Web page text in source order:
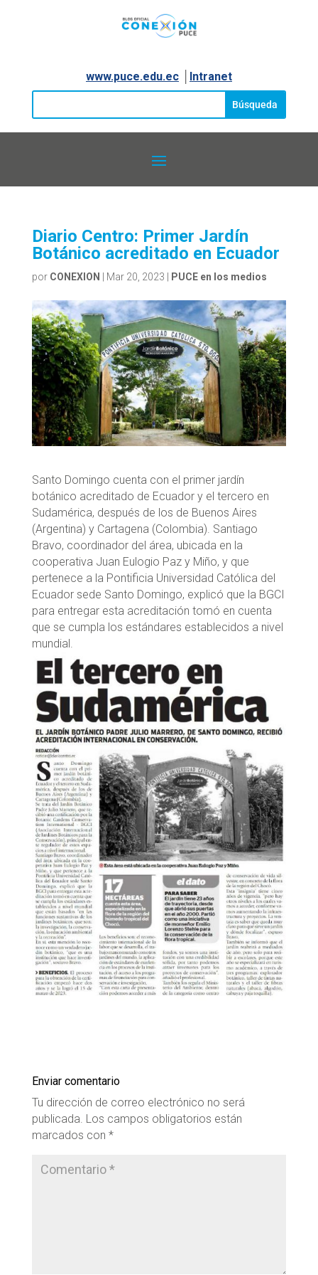
www.puce.edu.ec│ Intranet
Diario Centro: Primer Jardín
Botánico acreditado en Ecuador
por CONEXION Mar 20, 2023 PUCE en los medios
Santo Domingo cuenta con el primer jardín
botánico acreditado de Ecuador y el tercero en
Sudamérica, después de los de Buenos Aires
(Argentina) y Cartagena (Colombia). Santiago
Bravo, coordinador del área, ubicada en la
cooperativa Juan Eulogio Paz y Miño, y que
pertenece a la Pontificia Universidad Católica del
Ecuador sede Santo Domingo, explicó que la BGCI
para entregar esta acreditación tomó en cuenta
que se cumpla los estándares establecidos a nivel
mundial.
Enviar comentario
Tu dirección de correo electrónico no será
publicada. Los campos obligatorios están
marcados con *